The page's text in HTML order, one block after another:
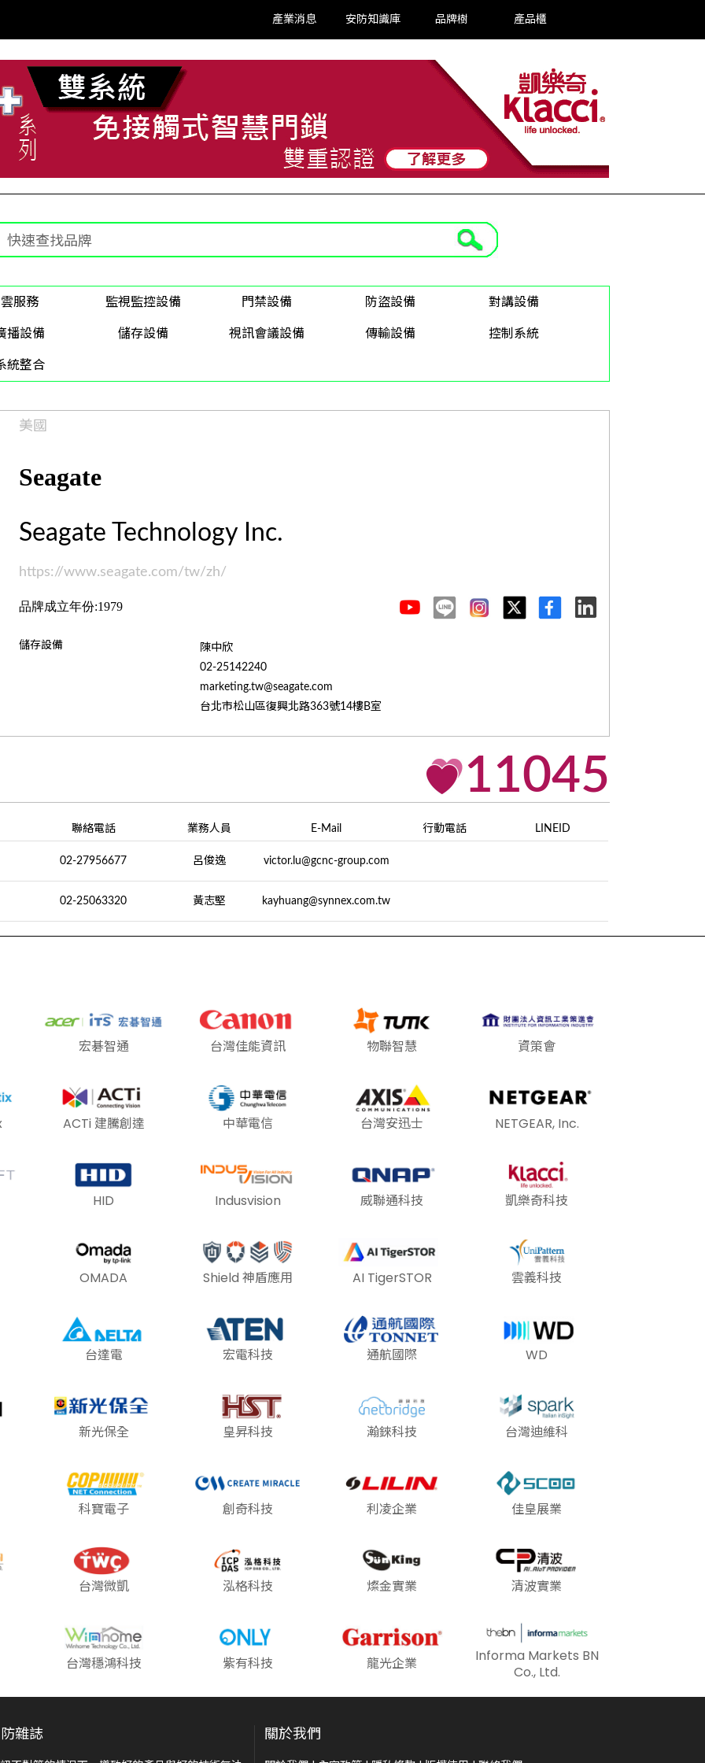
產業消息 安防知識庫 品牌樹 產品櫃
雲服務 監視監控設備 門禁設備 防盜設備
對講設備
播設備
儲存設備 視訊會議設備 傳輸設備
控制系統
統整合
美國
Seagate
Seagate Technology Inc.
https://www.seagate.com/tw/zh/
品牌成立年份:1979
儲存設備
陳中欣
02-25142240
marketing.tw@seagate.com
台北市松山區復興北路363號14樓B室
11045
聯絡電話 業務人員 E-Mail 行動電話 LINEID
02-27956677 呂俊逸 victor.lu@gcnc-group.com
02-25063320 黃志堅 kayhuang@synnex.com.tw
宏碁智通 台灣佳能資訊 物聯智慧 資策會
ACTi 建騰創達 中華電信 台灣安迅士 NETGEAR, Inc.
HID Indusvision 威聯通科技 凱樂奇科技
OMADA Shield 神盾應用 AI TigerSTOR 雲義科技
台達電 宏電科技 通航國際 WD
新光保全 皇昇科技 瀚錸科技 台灣迪維科
科寶電子 創奇科技 利凌企業 佳皇展業
台灣微凱 泓格科技 燦金實業 清波實業
台灣穩鴻科技 紫有科技 龍光企業
Informa Markets BN
Co., Ltd.
雜誌 關於我們